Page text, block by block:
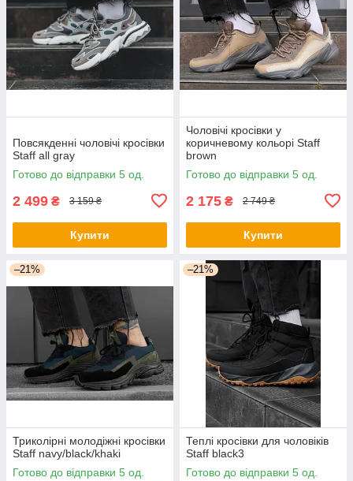
Повсякденні чоловічі кросівки
Staff all gray
Готово до відправки 5 од.
2 499 ₴ 3 159 ₴
Купити
Чоловічі кросівки у
коричневому кольорі Staff
brown
Готово до відправки 5 од.
2 175 ₴ 2 749 ₴
Купити
–21%
Триколірні молодіжні кросівки
Staff navy/black/khaki
Готово до відправки 5 од.
–21%
Теплі кросівки для чоловіків
Staff black3
Готово до відправки 5 од.